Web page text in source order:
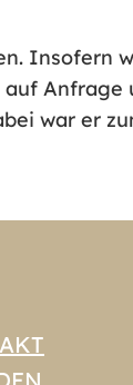
Insofern
auf Anfrage
war er